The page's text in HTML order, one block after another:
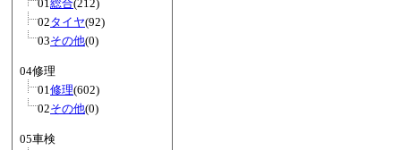
01総合(212)
02タイヤ(92)
03その他(0)
04修理
01修理(602)
02その他(0)
05車検